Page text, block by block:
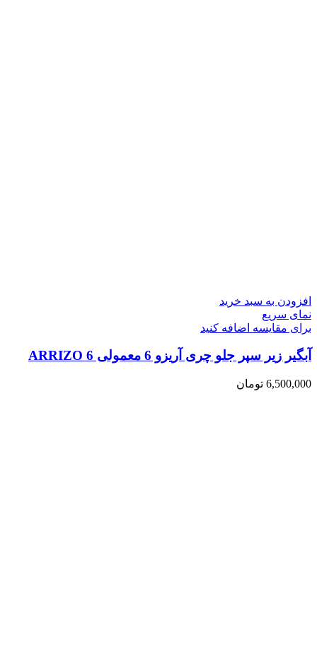
افزودن به سبد خرید
نمای سریع
برای مقایسه اضافه کنید
آبگیر زیر سپر جلو چری آریزو 6 معمولی ARRIZO 6
6,500,000 تومان